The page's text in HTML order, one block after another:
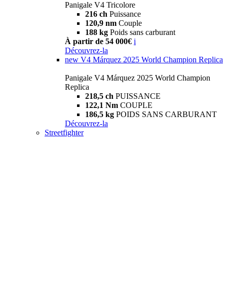
Panigale V4 Tricolore
216 ch Puissance
120,9 nm Couple
188 kg Poids sans carburant
À partir de 54 000€ i
Découvrez-la
new V4 Márquez 2025 World Champion Replica
Panigale V4 Márquez 2025 World Champion
Replica
218,5 ch PUISSANCE
122,1 Nm COUPLE
186,5 kg POIDS SANS CARBURANT
Découvrez-la
Streetfighter